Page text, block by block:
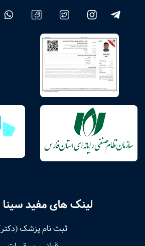
لینک های مفید
ثبت نام پزشک